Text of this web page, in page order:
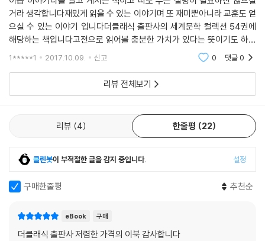
거라 생각합니다재밌게 읽을 수 있는 이야기며 또 재미뿐아니라 교훈도 얻
으실 수 있는 이야기 입니다더클래식 출판사의 세계문학 컬렉션 54권에
해당하는 책입니다고전으로 읽어볼 충분한 가치가 있다는 뜻이기도 하고
나중에 책을 소장해보고 싶네요가격도 저렴하고 재밌고 빨리 읽어도 어렵
1*****1 2017.10.09. 신고 0 댓글0
리뷰 전체보기
리뷰 4 한줄평 22
클린봇이 부적절한 글을 감지 중입니다. 설정
구매한줄평 추천순
eBook 구매
더클래식 출판사 저렴한 가격의 이북 감사합니다